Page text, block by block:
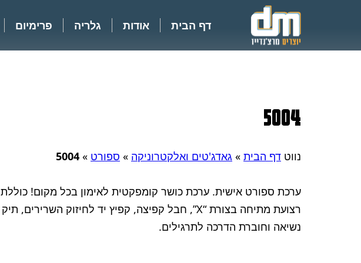
דף הבית אודות גלריה פרימיום
5004
נווט דף הבית » גאדג'טים ואלקטרוניקה » ספורט »
5004
ערכת ספורט אישית. ערכת כושר קומפקטית לאימון בכל מקום! כוללת
רצועת מתיחה בצורת “X”, חבל קפיצה, קפיץ יד לחיזוק השרירים, תיק
נשיאה וחוברת הדרכה לתרגילים.